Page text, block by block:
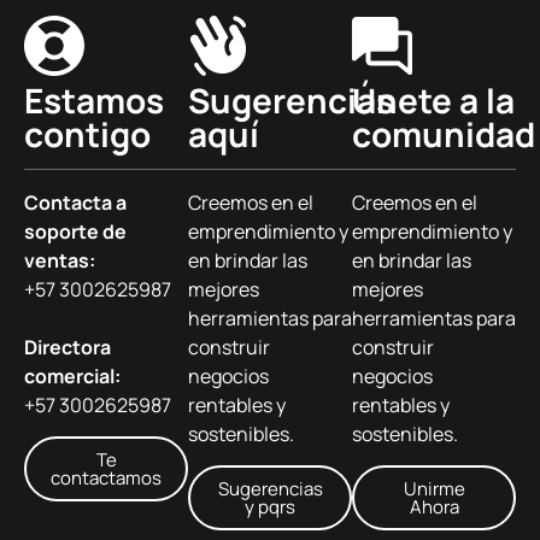
Estamos
contigo
Contacta a
soporte de
ventas:
+57 3002625987
Directora
comercial:
+57 3002625987
Te
contactamos
Sugerencias
aquí
Creemos en el
emprendimiento y
en brindar las
mejores
herramientas para
construir
negocios
rentables y
sostenibles.
Sugerencias
y pqrs
Únete a la
comunidad
Creemos en el
emprendimiento y
en brindar las
mejores
herramientas para
construir
negocios
rentables y
sostenibles.
Unirme
Ahora